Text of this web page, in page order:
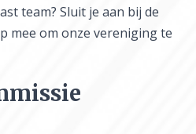
team? Sluit je aan bij de
mee om onze vereniging te